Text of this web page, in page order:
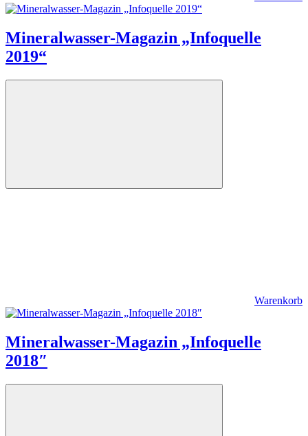
Mineralwasser-Magazin „Infoquelle
2019“
Warenkorb
Mineralwasser-Magazin „Infoquelle
2018″